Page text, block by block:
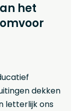
het
dekken
letterlijk ons